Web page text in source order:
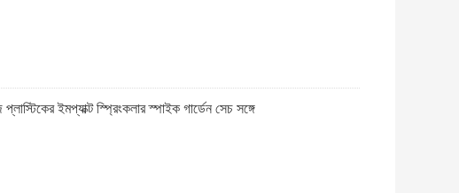
ইমপ্যাক্ট স্প্রিংকলার স্পাইক গার্ডেন সেচ সঙ্গে